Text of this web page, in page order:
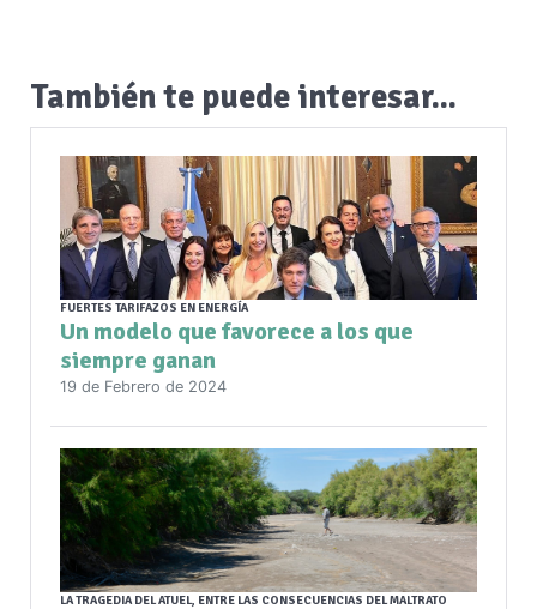
También te puede interesar...
FUERTES TARIFAZOS EN ENERGÍA
Un modelo que favorece a los que
siempre ganan
19 de Febrero de 2024
LA TRAGEDIA DEL ATUEL, ENTRE LAS CONSECUENCIAS DEL MALTRATO